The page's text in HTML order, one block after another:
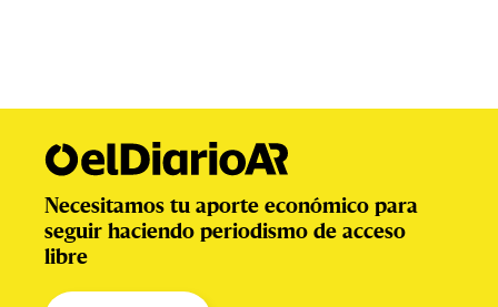
Necesitamos tu aporte económico para
seguir haciendo periodismo de acceso
libre